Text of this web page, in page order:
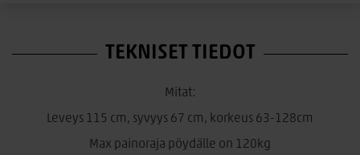
on 63-128cm.
harmaa ja musta. Pöydän kansi Hunaja tammi.
TEKNISET TIEDOT
Mitat:
Leveys 115 cm, syvyys 67 cm, korkeus 63-128cm
Max painoraja pöydälle on 120kg